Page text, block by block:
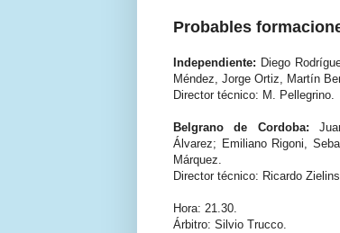
Probables
Independiente: Diego
Méndez, Jorge Ortiz, Martín
Director técnico: M. Pellegrino.
Belgrano de Cordoba:
Álvarez; Emiliano Rigoni,
Márquez.
Director técnico: Ricardo
Hora: 21.30.
Árbitro: Silvio Trucco.